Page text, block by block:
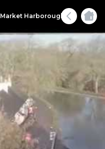
Market Harborough